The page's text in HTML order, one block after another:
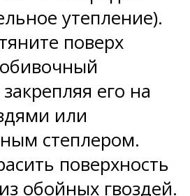
утепление).
поверх
его на
или
степлером.
поверхность
обойных гвоздей.